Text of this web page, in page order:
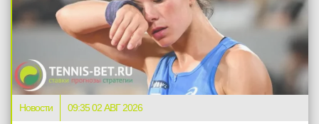
Новости 09:35 02 АВГ 2026